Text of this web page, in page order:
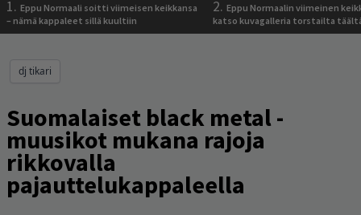
1. Eppu Normaali soitti viimeisen keikkansa
– nämä kappaleet sillä kuultiin
2. Eppu Normaalin viimeinen
katso kuvagalleria torstailta
dj tikari
Suomalaiset black metal -
muusikot mukana rajoja
rikkovalla
pajauttelukappaleella